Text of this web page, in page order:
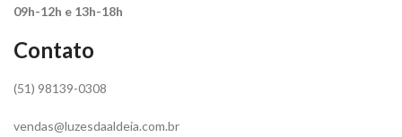
09h-12h e 13h-18h
Contato
(51) 98139-0308
vendas@luzesdaaldeia.com.br